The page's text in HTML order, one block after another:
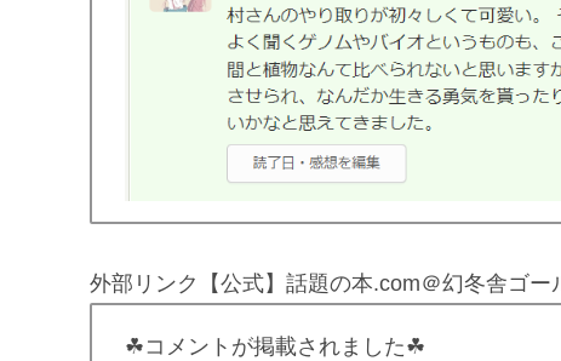
外部リンク【公式】話題の本.com＠幻冬舎ゴー
☘コメントが掲載されました☘